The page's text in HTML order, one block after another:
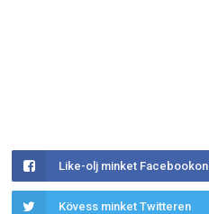
Like-olj minket Facebookon
Kövess minket Twitteren